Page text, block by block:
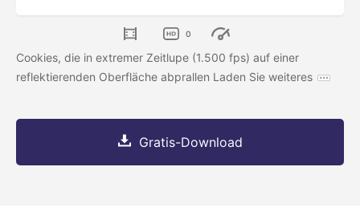
0
Cookies, die in extremer Zeitlupe (1.500 fps) auf einer
reflektierenden Oberfläche abprallen Laden Sie weiteres
Gratis-Download